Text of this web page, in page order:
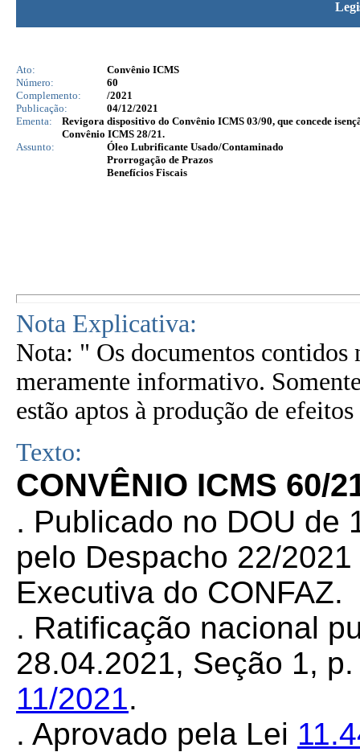
Ato:
Convênio ICMS
Número:
60
Complemento:
/2021
Publicação:
04/12/2021
Ementa:
Revigora dispositivo do Convênio ICMS 03/90, que concede
Convênio ICMS 28/21.
Assunto:
Óleo Lubrificante Usado/Contaminado
Prorrogação de Prazos
Benefícios Fiscais
Nota Explicativa:
Nota: " Os documentos contidos
meramente informativo.
estão aptos à produção de
Texto:
CONVÊNIO ICMS 60/
. Publicado no DOU de
pelo Despacho 22/
Executiva do CONFAZ.
. Ratificação nacional
28.04.2021, Seção 1,
11/2021.
. Aprovado pela Lei